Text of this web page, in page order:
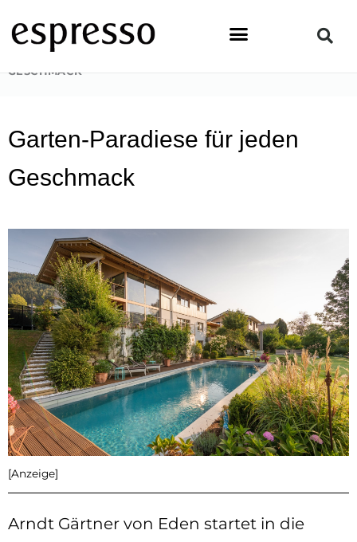
Inhalt
springen
STARTSEITE
GESCHMACK
Garten-Paradiese für jeden
Geschmack
[Anzeige]
Arndt Gärtner von Eden startet in die